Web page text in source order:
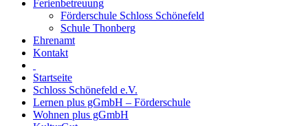
Ferienbetreuung
Förderschule Schloss Schönefeld
Schule Thonberg
Ehrenamt
Kontakt
Startseite
Schloss Schönefeld e.V.
Lernen plus gGmbH – Förderschule
Wohnen plus gGmbH